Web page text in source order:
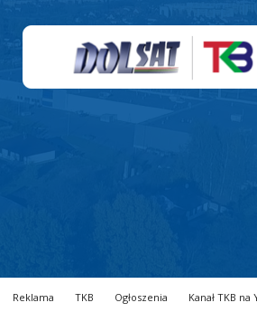
Reklama TKB Ogłoszenia Kanał TKB na